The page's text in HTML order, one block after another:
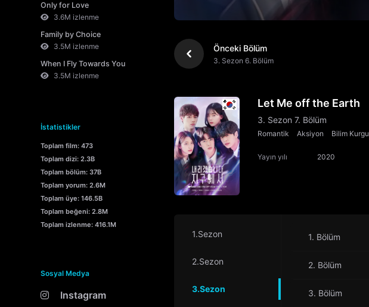
Only for Love
3.6M izlenme
Family by Choice
3.5M izlenme
When I Fly Towards You
3.5M izlenme
İstatistikler
Toplam film: 473
Toplam dizi: 2.3B
Toplam bölüm: 37B
Toplam yorum: 2.6M
Toplam üye: 146.5B
Toplam beğeni: 2.8M
Toplam izlenme: 416.1M
Sosyal Medya
Instagram
Önceki Bölüm
3. Sezon 6. Bölüm
Let Me off the Earth
3. Sezon 7. Bölüm
Romantik Aksiyon Bilim Kurgu
Yayın yılı 2020
1.Sezon
2.Sezon
3.Sezon
1. Bölüm
2. Bölüm
3. Bölüm